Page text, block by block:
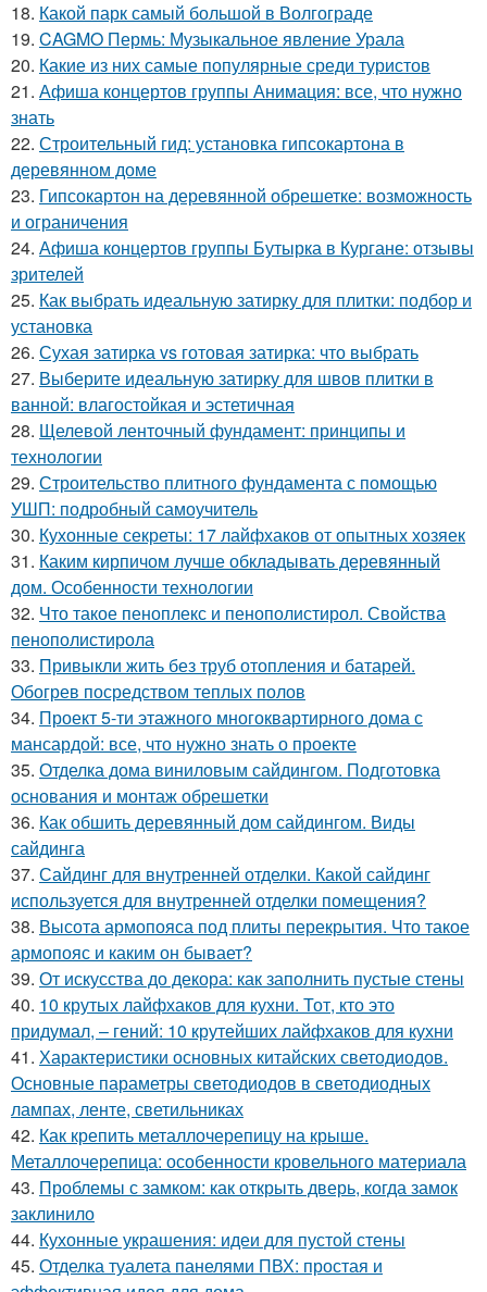
18. Какой парк самый большой в Волгограде
19. CAGMO Пермь: Музыкальное явление Урала
20. Какие из них самые популярные среди туристов
21. Афиша концертов группы Анимация: все, что нужно
знать
22. Строительный гид: установка гипсокартона в
деревянном доме
23. Гипсокартон на деревянной обрешетке: возможность
и ограничения
24. Афиша концертов группы Бутырка в Кургане: отзывы
зрителей
25. Как выбрать идеальную затирку для плитки: подбор и
установка
26. Сухая затирка vs готовая затирка: что выбрать
27. Выберите идеальную затирку для швов плитки в
ванной: влагостойкая и эстетичная
28. Щелевой ленточный фундамент: принципы и
технологии
29. Строительство плитного фундамента с помощью
УШП: подробный самоучитель
30. Кухонные секреты: 17 лайфхаков от опытных хозяек
31. Каким кирпичом лучше обкладывать деревянный
дом. Особенности технологии
32. Что такое пеноплекс и пенополистирол. Свойства
пенополистирола
33. Привыкли жить без труб отопления и батарей.
Обогрев посредством теплых полов
34. Проект 5-ти этажного многоквартирного дома с
мансардой: все, что нужно знать о проекте
35. Отделка дома виниловым сайдингом. Подготовка
основания и монтаж обрешетки
36. Как обшить деревянный дом сайдингом. Виды
сайдинга
37. Сайдинг для внутренней отделки. Какой сайдинг
используется для внутренней отделки помещения?
38. Высота армопояса под плиты перекрытия. Что такое
армопояс и каким он бывает?
39. От искусства до декора: как заполнить пустые стены
40. 10 крутых лайфхаков для кухни. Тот, кто это
придумал, – гений: 10 крутейших лайфхаков для кухни
41. Характеристики основных китайских светодиодов.
Основные параметры светодиодов в светодиодных
лампах, ленте, светильниках
42. Как крепить металлочерепицу на крыше.
Металлочерепица: особенности кровельного материала
43. Проблемы с замком: как открыть дверь, когда замок
заклинило
44. Кухонные украшения: идеи для пустой стены
45. Отделка туалета панелями ПВХ: простая и